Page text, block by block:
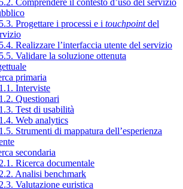
Progettare i processi e i touchpointdel
Realizzare l’interfaccia utente del servizio
Validare la soluzione ottenuta
primaria
Interviste
Questionari
Test di usabilità
Web analytics
Strumenti di mappatura dell’esperienza
secondaria
Ricerca documentale
Analisi benchmark
Valutazione euristica